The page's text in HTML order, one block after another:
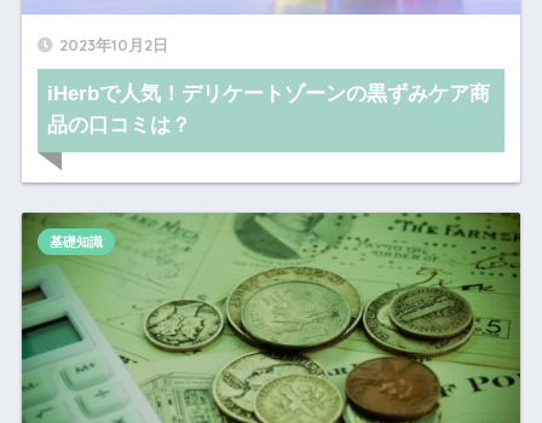
2023年10月2日
iHerbで人気！デリケートゾーンの黒ずみケア商
品の口コミは？
基礎知識